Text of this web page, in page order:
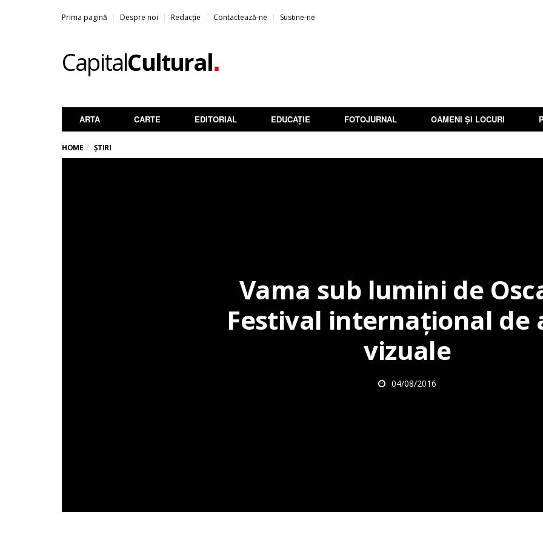
Prima pagină Despre noi Redacție Contactează-ne Susține-ne
CapitalCultural.
ARTA CARTE EDITORIAL EDUCAȚIE FOTOJURNAL OAMENI ȘI LOCURI
HOME ȘTIRI
Vama sub lumini de
Festival internațional de
vizuale
04/08/2016